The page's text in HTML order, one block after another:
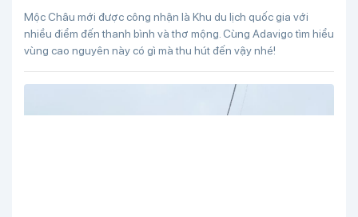
Mộc Châu mới được công nhận là Khu du lịch quốc gia với
nhiều điểm đến thanh bình và thơ mộng. Cùng Adavigo tìm hiểu
vùng cao nguyên này có gì mà thu hút đến vậy nhé!